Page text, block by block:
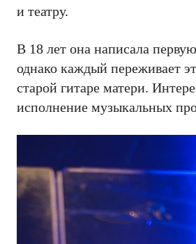
и театру.
В 18 лет она написала
однако каждый переживает
старой гитаре матери.
исполнение музыкальных